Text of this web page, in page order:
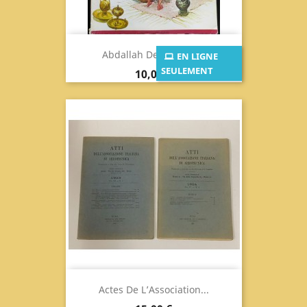
EN LIGNE
SEULEMENT
Abdallah De Terre Et...
Prix
10,00 €
Actes De L’Association...